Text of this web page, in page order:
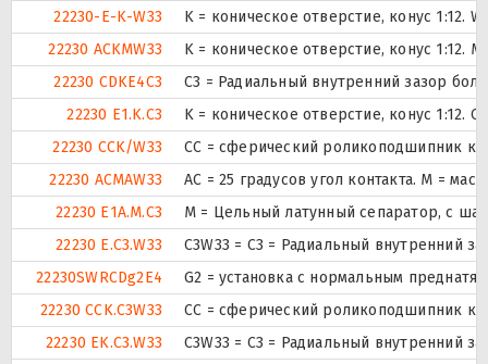
22230-E-K-W33
K = коническое отверстие, конус 1:12.
22230 ACKMW33
K = коническое отверстие, конус 1:12.
22230 CDKE4C3
C3 = Радиальный внутренний зазор
22230 E1.K.C3
K = коническое отверстие, конус 1:12.
22230 CCK/W33
CC = сферический роликоподшипник
22230 ACMAW33
AC = 25 градусов угол контакта. M =
22230 E1A.M.C3
M = Цельный латунный сепаратор, с
22230 E.C3.W33
C3W33 = C3 = Радиальный внутренний
22230SWRCDg2E4
G2 = установка с нормальным
22230 CCK.C3W33
CC = сферический роликоподшипник
22230 EK.C3.W33
C3W33 = C3 = Радиальный внутренний